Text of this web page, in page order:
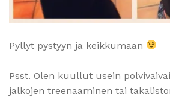
Pyllyt pystyyn ja keikkumaan
Psst. Olen kuullut usein
jalkojen treenaaminen tai